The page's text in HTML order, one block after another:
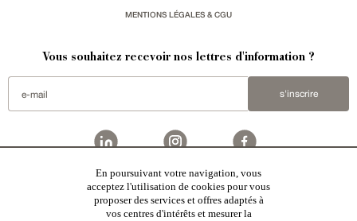
MENTIONS LÉGALES & CGU
Vous souhaitez recevoir nos lettres d'information ?
s'inscrire
Patrice Besse est une agence immobilière basée à Paris, ayant créé un réseau national spécialisé
dans la vente de bâtiments de caractère:
demeures & maisons
appartements,Architecture du 20ème S.,monuments historiques
mas & corps de ferme,maisons de village,chalets
En poursuivant votre navigation, vous
acceptez l'utilisation de cookies pour vous
proposer des services et offres adaptés à
vos centres d'intérêts et mesurer la